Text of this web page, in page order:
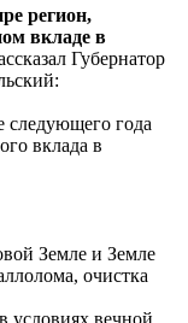
регион,
вкладе в
Губернатор
года
вклада в
Земле и Земле
очистка
условиях вечной